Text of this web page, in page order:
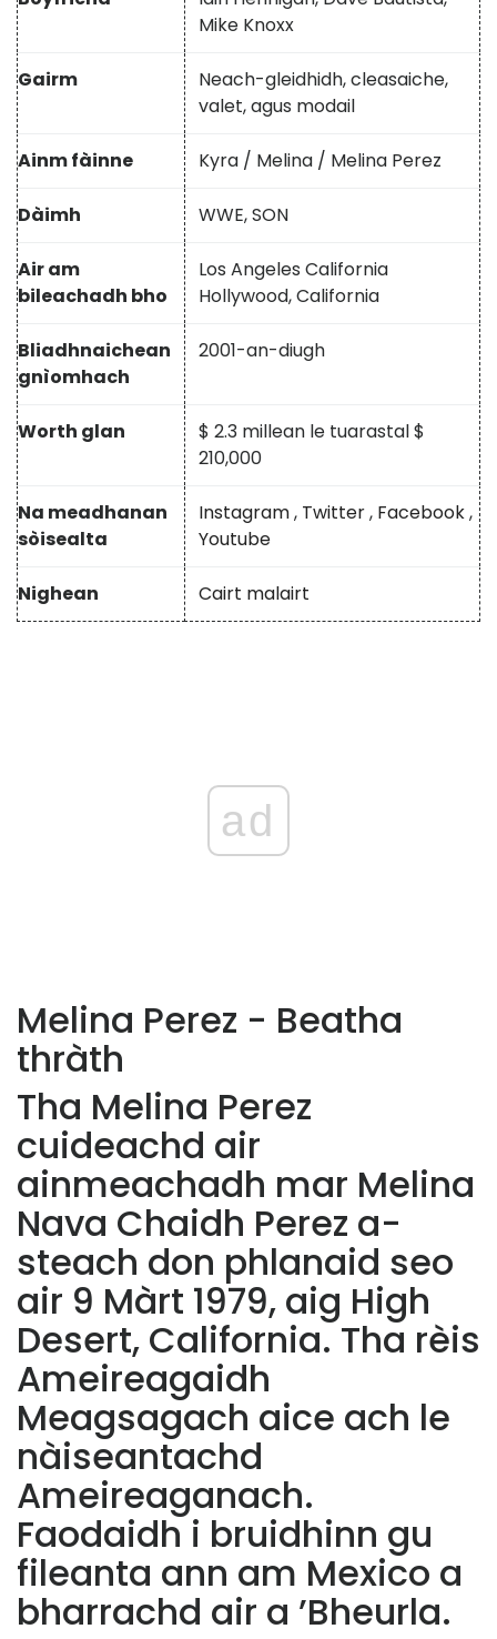
Mike Knoxx
Gairm
Neach-gleidhidh, cleasaiche,
valet, agus modail
Ainm fàinne Kyra / Melina / Melina Perez
Dàimh WWE, SON
Air am
bileachadh bho
Los Angeles California
Hollywood, California
Bliadhnaichean
gnìomhach
2001-an-diugh
Worth glan
$ 2.3 millean le tuarastal $
210,000
Na meadhanan
sòisealta
Instagram, Twitter, Facebook,
Youtube
Nighean Cairt malairt
ad
Melina Perez - Beatha
thràth
Tha Melina Perez
cuideachd air
ainmeachadh mar Melina
Nava Chaidh Perez a-
steach don phlanaid seo
air 9 Màrt 1979, aig High
Desert, California. Tha rèis
Ameireagaidh
Meagsagach aice ach le
nàiseantachd
Ameireaganach.
Faodaidh i bruidhinn gu
fileanta ann am Mexico a
bharrachd air a ’Bheurla.